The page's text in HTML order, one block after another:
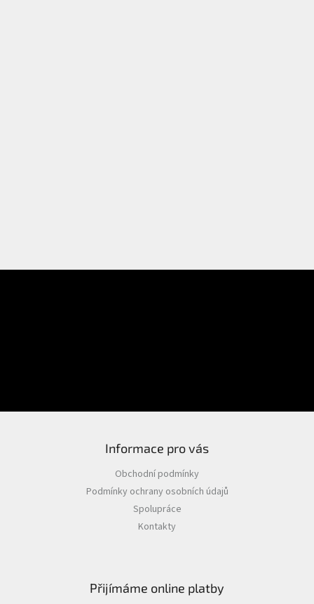
Informace pro vás
Obchodní podmínky
Podmínky ochrany osobních údajů
Spolupráce
Kontakty
Přijímáme online platby